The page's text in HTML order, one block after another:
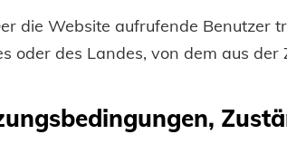
die Website aufrufende Benutzer
oder des Landes, von dem aus